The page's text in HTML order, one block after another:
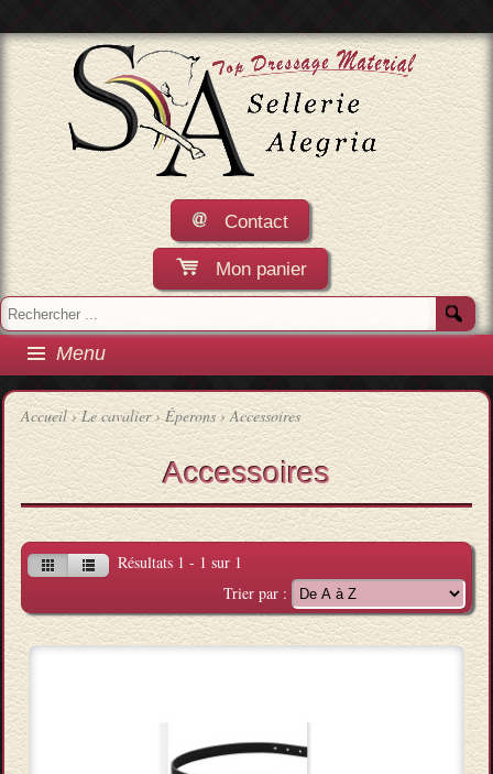
Contact
Mon panier
Menu
Accueil›Le cavalier›Éperons›Accessoires
Accessoires
Résultats 1 - 1 sur 1
Trier par :